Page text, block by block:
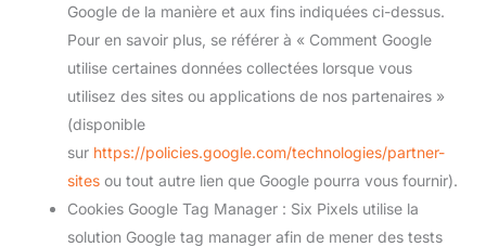
Google de la manière et aux fins indiquées ci-dessus.
Pour en savoir plus, se référer à « Comment Google
utilise certaines données collectées lorsque vous
utilisez des sites ou applications de nos partenaires »
(disponible
sur https://policies.google.com/technologies/partner-
sites ou tout autre lien que Google pourra vous fournir).
Cookies Google Tag Manager : Six Pixels utilise la
solution Google tag manager afin de mener des tests